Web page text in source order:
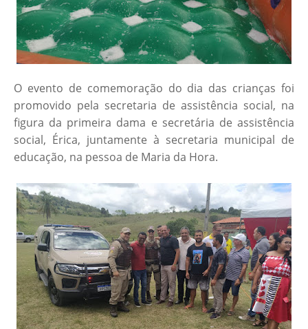
O evento de comemoração do dia das crianças foi
promovido pela secretaria de assistência social, na
figura da primeira dama e secretária de assistência
social, Érica, juntamente à secretaria municipal de
educação, na pessoa de Maria da Hora.